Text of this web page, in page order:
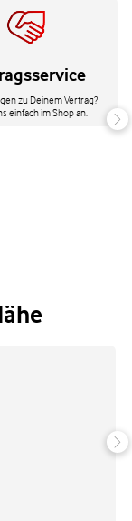
zu Deinem Vertrag?
einfach im Shop an.